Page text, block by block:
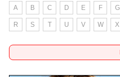
A B C D E F G
R S T U V W X